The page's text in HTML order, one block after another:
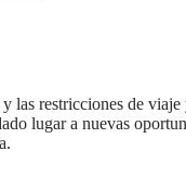
y las restricciones de
lugar a nuevas